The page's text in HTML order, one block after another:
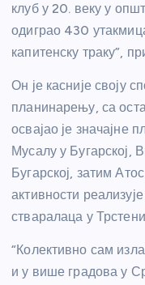
клуб у 20. веку у
одиграо 430
капитенску траку”,
Он је касније своју
планинарењу, са
освајао је значајне
Мусалу у Бугарској,
Бугарској, затим
активности
стваралаца у
“Колективно сам
и у више градова у